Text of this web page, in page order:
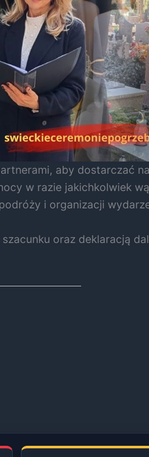
aby dostarczać
w razie jakichkolwiek
i organizacji
oraz deklaracją